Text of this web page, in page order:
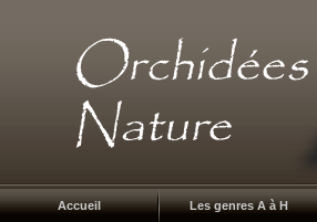
Accueil Les genres A à H